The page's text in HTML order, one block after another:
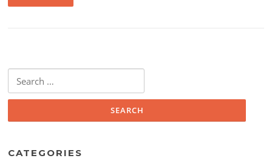
for:
CATEGORIES